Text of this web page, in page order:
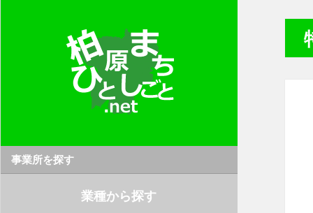
事業所を探す
業種から探す